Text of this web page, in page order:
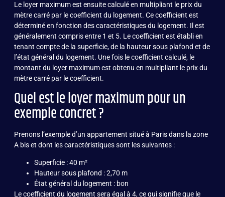
Le loyer maximum est ensuite calculé en multipliant le prix du
mètre carré par le coefficient du logement. Ce coefficient est
déterminé en fonction des caractéristiques du logement. Il est
généralement compris entre 1 et 5. Le coefficient est établi en
tenant compte de la superficie, de la hauteur sous plafond et de
l’état général du logement. Une fois le coefficient calculé, le
montant du loyer maximum est obtenu en multipliant le prix du
mètre carré par le coefficient.
Quel est le loyer maximum pour un
exemple concret ?
Prenons l’exemple d’un appartement situé à Paris dans la zone
A bis et dont les caractéristiques sont les suivantes :
Superficie : 40 m²
Hauteur sous plafond : 2,70 m
État général du logement : bon
Le coefficient du logement sera égal à 4, ce qui signifie que le